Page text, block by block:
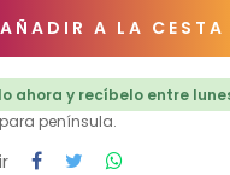
AÑADIR A LA CESTA
ahora y recíbelo entre
península.